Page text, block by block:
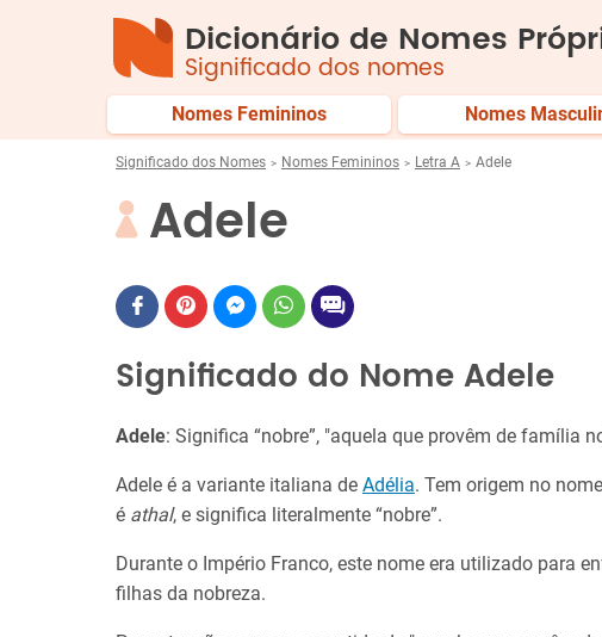
Dicionário de Nomes
Significado dos nomes
Nomes Femininos Nomes
Significado dos Nomes Nomes Femininos Letra A Adele
Adele
Significado do Nome Adele
Adele: Significa “nobre”, "aquela que provêm de família
Adele é a variante italiana de Adélia. Tem origem no
é athal, e significa literalmente “nobre”.
Durante o Império Franco, este nome era utilizado para
filhas da nobreza.